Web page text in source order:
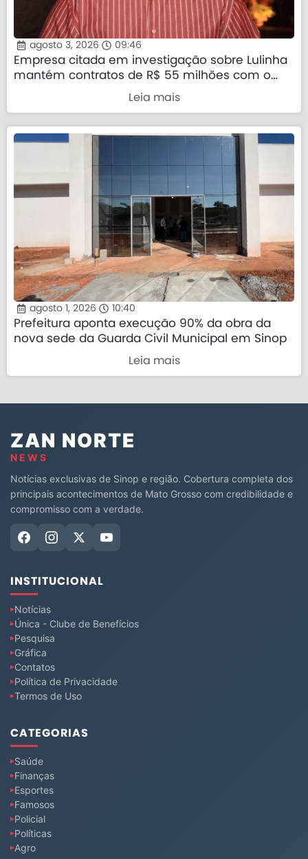
agosto 3, 2026 09:46
Empresa citada em investigação sobre Lulinha
mantém contratos de R$ 55 milhões com o
Leia mais
agosto 1, 2026 10:40
Prefeitura aponta execução 90% da obra da
nova sede da Guarda Civil Municipal em Sinop
Leia mais
ZAN NORTE
NEWS
Notícias exclusivas de Sinop e região. Cobertura completa dos
principais acontecimentos de Mato Grosso com credibilidade e
compromisso com a verdade.
INSTITUCIONAL
Notícias
Única - Clube de Benefícios
Pesquisa
Gráfica
Contatos
Política de Privacidade
Termos de Uso
CATEGORIAS
Saúde
Finanças
Esportes
Famosos
Policial
Políticas
Agro